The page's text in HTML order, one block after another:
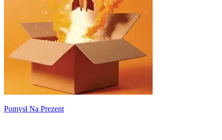
Pomysł Na Prezent